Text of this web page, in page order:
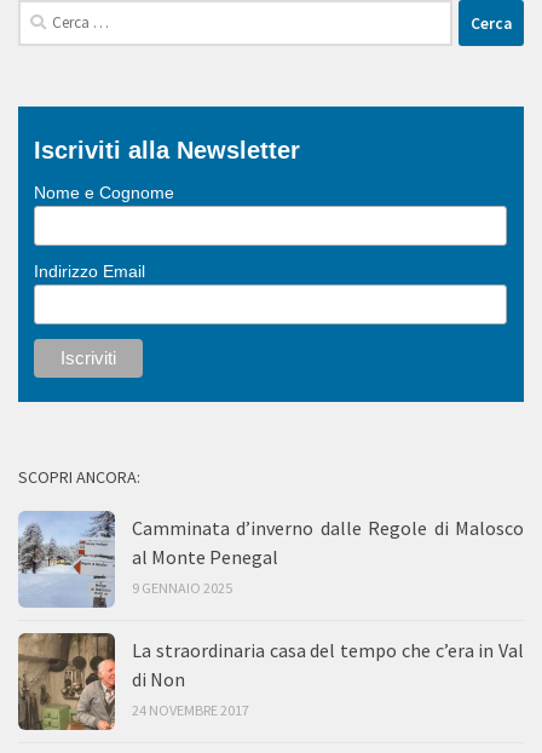
Ricerca
per:
Iscriviti alla Newsletter
Nome e Cognome
Indirizzo Email
SCOPRI ANCORA:
Camminata d’inverno dalle Regole di Malosco
al Monte Penegal
9 GENNAIO 2025
La straordinaria casa del tempo che c’era in Val
di Non
24 NOVEMBRE 2017